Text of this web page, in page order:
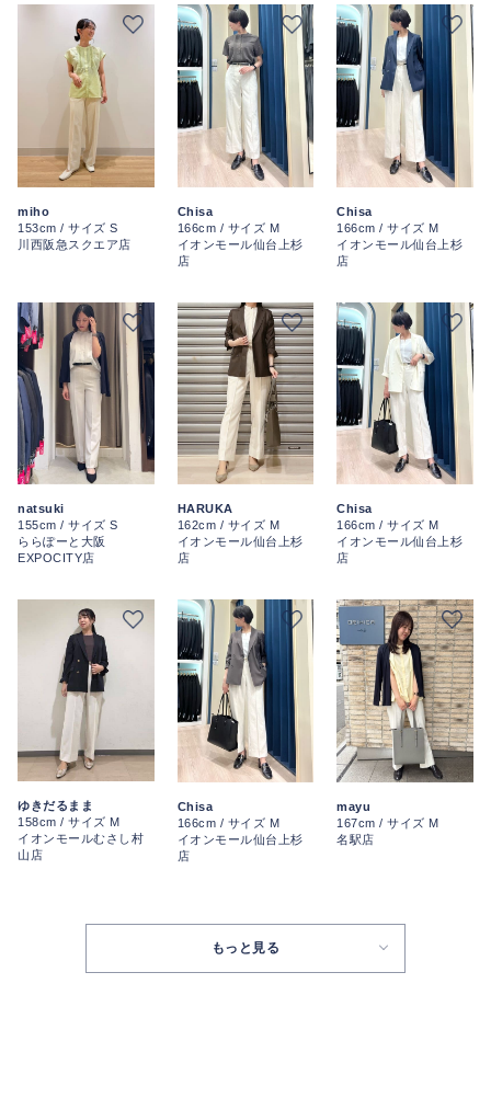
miho
153cm / サイズ S
川西阪急スクエア店
Chisa
166cm / サイズ M
イオンモール仙台上杉
店
Chisa
166cm / サイズ M
イオンモール仙台上杉
店
natsuki
155cm / サイズ S
ららぽーと大阪
EXPOCITY店
HARUKA
162cm / サイズ M
イオンモール仙台上杉
店
Chisa
166cm / サイズ M
イオンモール仙台上杉
店
ゆきだるまま
158cm / サイズ M
イオンモールむさし村
山店
Chisa
166cm / サイズ M
イオンモール仙台上杉
店
mayu
167cm / サイズ M
名駅店
もっと見る